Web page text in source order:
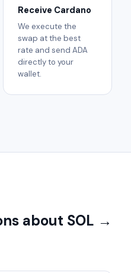
Receive Cardano
We execute the
swap at the best
rate and send ADA
directly to your
wallet.
about SOL →